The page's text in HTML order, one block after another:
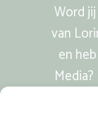
Word
van
en